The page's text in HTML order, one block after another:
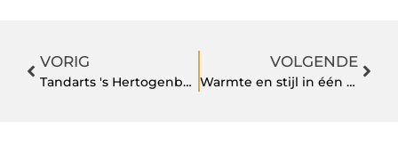
VORIG
Tandarts 's Hertogenbosch – Uw Gids naar Gezonde Tanden en Stralende Glimlachen
VOLGENDE
Warmte en stijl in één met een klassieke inrichting voor de woonkamer